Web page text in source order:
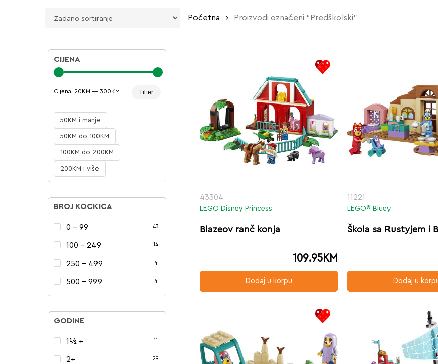
Početna Proizvodi označeni “Predškolski”
CIJENA
cijena
cijena
Filter
Cijena: 20KM — 300KM
50KM i manje
50KM do 100KM
100KM do 200KM
200KM i više
BROJ KOCKICA
0 - 99 43
100 - 249 14
250 - 499 4
500 - 999 4
GODINE
1½ + 11
2+ 29
43304
LEGO Disney Princess
Blazeov ranč konja
109.95KM
Dodaj u korpu
11221
LEGO® Bluey
Škola sa Rustyjem i
Dodaj u